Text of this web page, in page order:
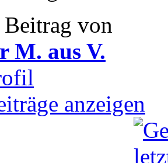
von
M. aus V.
anzeigen